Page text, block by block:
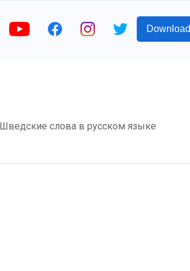
Download
слова в русском языке